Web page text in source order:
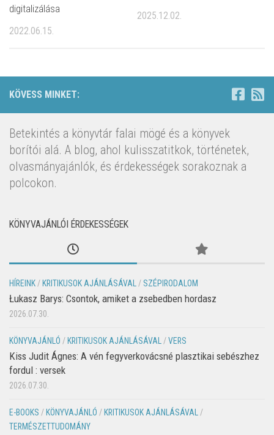
digitalizálása
2022.06.15.
2025.12.02.
KÖVESS MINKET:
Betekintés a könyvtár falai mögé és a könyvek
borítói alá. A blog, ahol kulisszatitkok, történetek,
olvasmányajánlók, és érdekességek sorakoznak a
polcokon.
KÖNYVAJÁNLÓI ÉRDEKESSÉGEK
HÍREINK/ KRITIKUSOK AJÁNLÁSÁVAL/ SZÉPIRODALOM
Łukasz Barys: Csontok, amiket a zsebedben hordasz
2026.07.30.
KÖNYVAJÁNLÓ / KRITIKUSOK AJÁNLÁSÁVAL/VERS
Kiss Judit Ágnes: A vén fegyverkovácsné plasztikai sebészhez
fordul : versek
2026.07.30.
E-BOOKS / KÖNYVAJÁNLÓ / KRITIKUSOK AJÁNLÁSÁVAL/
TERMÉSZETTUDOMÁNY